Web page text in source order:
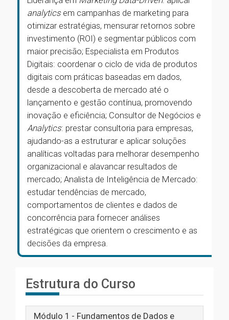
analytics em campanhas de marketing para
otimizar estratégias, mensurar retornos sobre
investimento (ROI) e segmentar públicos com
maior precisão; Especialista em Produtos
Digitais: coordenar o ciclo de vida de produtos
digitais com práticas baseadas em dados,
desde a descoberta de mercado até o
lançamento e gestão contínua, promovendo
inovação e eficiência; Consultor de Negócios e
Analytics: prestar consultoria para empresas,
ajudando-as a estruturar e aplicar soluções
analíticas voltadas para melhorar desempenho
organizacional e alavancar resultados de
mercado; Analista de Inteligência de Mercado:
estudar tendências de mercado,
comportamentos de clientes e dados de
concorrência para fornecer análises
estratégicas que orientem o crescimento e as
decisões da empresa.
Estrutura do Curso
Módulo 1 - Fundamentos de Dados e